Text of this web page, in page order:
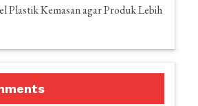
Plastik Kemasan agar Produk Lebih